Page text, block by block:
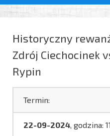
Historyczny
Zdrój Ciechocinek
Rypin
Termin:
22-09-2024, godzina: